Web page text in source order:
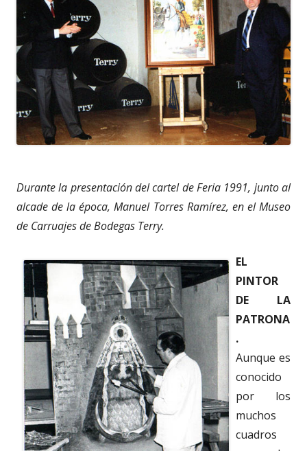
Durante la presentación del cartel de Feria 1991, junto al
alcade de la época, Manuel Torres Ramírez, en el Museo
de Carruajes de Bodegas Terry.
EL
PINTOR
DE LA
PATRONA
.
Aunque es
conocido
por los
muchos
cuadros